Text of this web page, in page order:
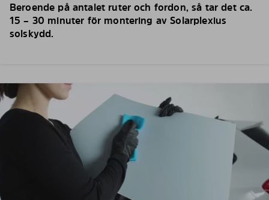
Beroende på antalet ruter och fordon, så tar det ca.
15 – 30 minuter för montering av Solarplexius
solskydd.